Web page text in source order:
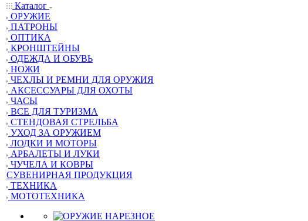
Каталог
ОРУЖИЕ
ПАТРОНЫ
ОПТИКА
КРОНШТЕЙНЫ
ОДЕЖДА И ОБУВЬ
НОЖИ
ЧЕХЛЫ И РЕМНИ ДЛЯ ОРУЖИЯ
АКСЕССУАРЫ ДЛЯ ОХОТЫ
ЧАСЫ
ВСЕ ДЛЯ ТУРИЗМА
СТЕНДОВАЯ СТРЕЛЬБА
УХОД ЗА ОРУЖИЕМ
ЛОДКИ И МОТОРЫ
АРБАЛЕТЫ И ЛУКИ
ЧУЧЕЛА И КОВРЫ
СУВЕНИРНАЯ ПРОДУКЦИЯ
ТЕХНИКА
МОТОТЕХНИКА